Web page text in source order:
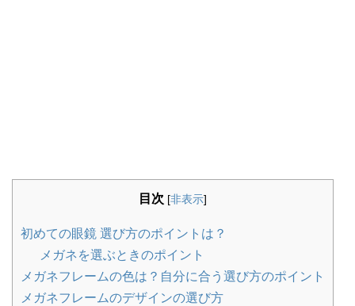
目次 [非表示]
初めての眼鏡 選び方のポイントは？
メガネを選ぶときのポイント
メガネフレームの色は？自分に合う選び方のポイント
メガネフレームのデザインの選び方